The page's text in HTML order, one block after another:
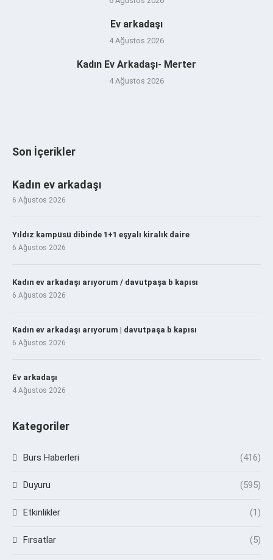
Ev arkadaşı
4 Ağustos 2026
Kadın Ev Arkadaşı- Merter
4 Ağustos 2026
Son İçerikler
Kadın ev arkadaşı
6 Ağustos 2026
Yıldız kampüsü dibinde 1+1 eşyalı kiralık daire
6 Ağustos 2026
Kadın ev arkadaşı arıyorum / davutpaşa b kapısı
6 Ağustos 2026
Kadın ev arkadaşı arıyorum | davutpaşa b kapısı
6 Ağustos 2026
Ev arkadaşı
4 Ağustos 2026
Kategoriler
Burs Haberleri (416)
Duyuru (595)
Etkinlikler (1)
Fırsatlar (5)